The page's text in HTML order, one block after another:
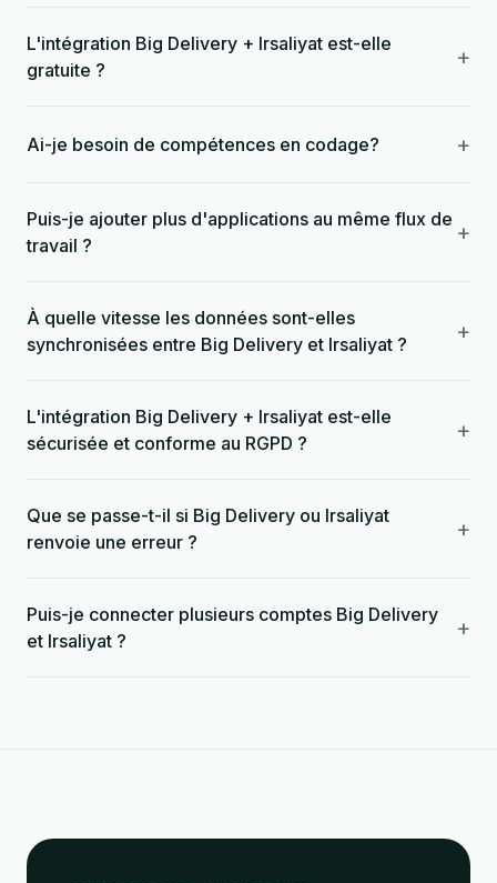
L'intégration Big Delivery + Irsaliyat est-elle
gratuite ?
+
Ai-je besoin de compétences en codage? +
Puis-je ajouter plus d'applications au même flux de
travail ?
+
À quelle vitesse les données sont-elles
synchronisées entre Big Delivery et Irsaliyat ?
+
L'intégration Big Delivery + Irsaliyat est-elle
sécurisée et conforme au RGPD ?
+
Que se passe-t-il si Big Delivery ou Irsaliyat
renvoie une erreur ?
+
Puis-je connecter plusieurs comptes Big Delivery
et Irsaliyat ?
+